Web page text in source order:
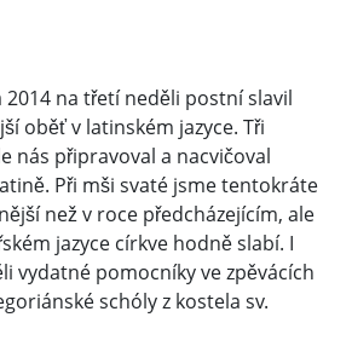
2014 na třetí neděli postní slavil
oběť v latinském jazyce. Tři
nás připravoval a nacvičoval
Při mši svaté jsme tentokráte
než v roce předcházejícím, ale
jazyce církve hodně slabí. I
vydatné pomocníky ve zpěvácích
schóly z kostela sv.